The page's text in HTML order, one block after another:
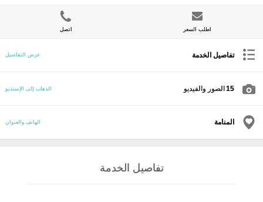
اطلب السعر اتصل
تفاصيل الخدمة عرض التفاصيل
15 الصور والفيديو الذهاب إلى الإستديو
المنامة الهاتف والعنوان
تفاصيل الخدمة